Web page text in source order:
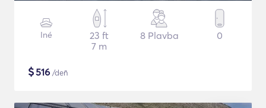
Iné
23 ft
7 m
8 Plavba 0
$516 /deň